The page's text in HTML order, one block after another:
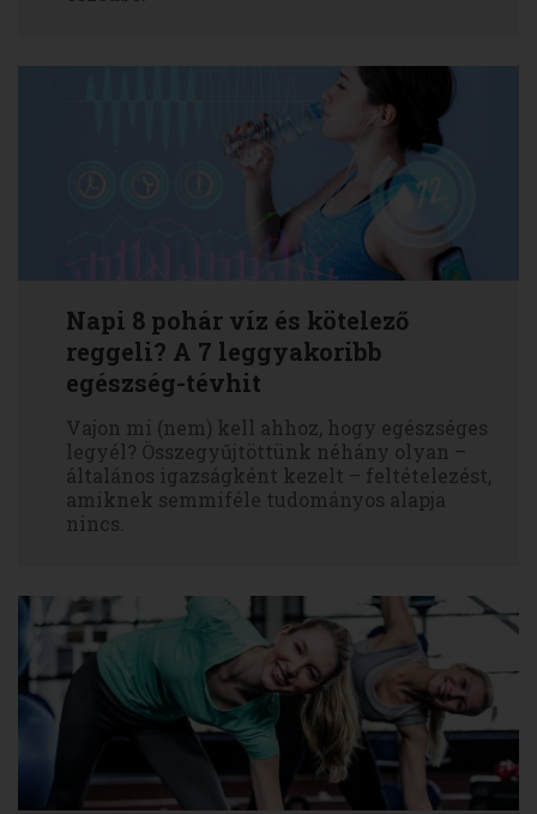
Napi 8 pohár víz és kötelező
reggeli? A 7 leggyakoribb
egészség-tévhit
Vajon mi (nem) kell ahhoz, hogy egészséges
legyél? Összegyűjtöttünk néhány olyan –
általános igazságként kezelt – feltételezést,
amiknek semmiféle tudományos alapja
nincs.